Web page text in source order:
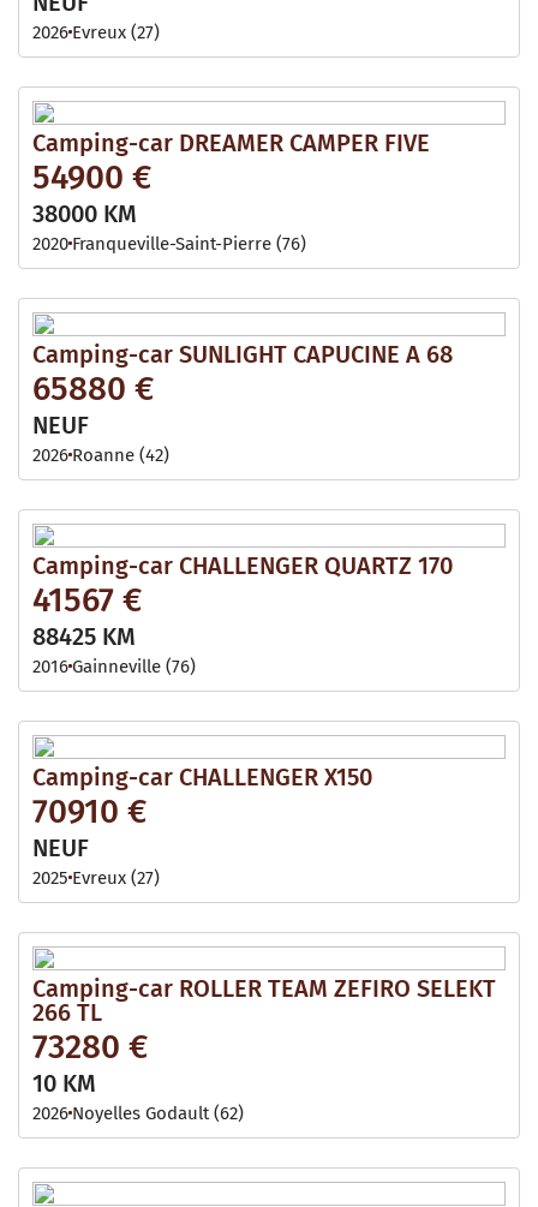
2026 Evreux (27)
Camping-car DREAMER CAMPER FIVE
54900 €
38000 KM
2020 Franqueville-Saint-Pierre (76)
Camping-car SUNLIGHT CAPUCINE A 68
65880 €
NEUF
2026 Roanne (42)
Camping-car CHALLENGER QUARTZ 170
41567 €
88425 KM
2016Gainneville (76)
Camping-car CHALLENGER X150
70910 €
NEUF
2025 Evreux (27)
Camping-car ROLLER TEAM ZEFIRO SELEKT
266 TL
73280 €
10 KM
2026 Noyelles Godault (62)